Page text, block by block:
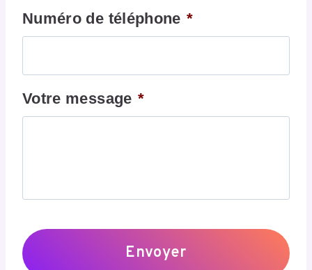
Numéro de téléphone *
Votre message *